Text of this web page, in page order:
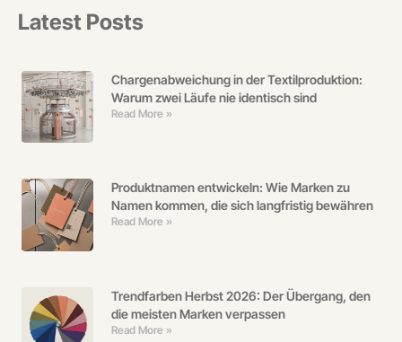
Latest Posts
Chargenabweichung in der Textilproduktion:
Warum zwei Läufe nie identisch sind
Read More »
Produktnamen entwickeln: Wie Marken zu
Namen kommen, die sich langfristig bewähren
Read More »
Trendfarben Herbst 2026: Der Übergang, den
die meisten Marken verpassen
Read More »